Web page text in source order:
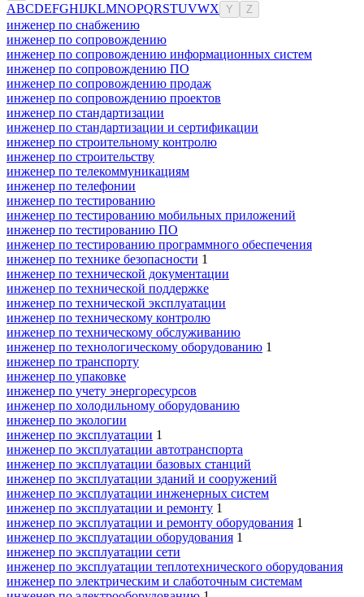
ABCDEFGHIJKLMNOPQRSTUVWX Y Z
инженер по снабжению
инженер по сопровождению
инженер по сопровождению информационных систем
инженер по сопровождению ПО
инженер по сопровождению продаж
инженер по сопровождению проектов
инженер по стандартизации
инженер по стандартизации и сертификации
инженер по строительному контролю
инженер по строительству
инженер по телекоммуникациям
инженер по телефонии
инженер по тестированию
инженер по тестированию мобильных приложений
инженер по тестированию ПО
инженер по тестированию программного обеспечения
инженер по технике безопасности 1
инженер по технической документации
инженер по технической поддержке
инженер по технической эксплуатации
инженер по техническому контролю
инженер по техническому обслуживанию
инженер по технологическому оборудованию 1
инженер по транспорту
инженер по упаковке
инженер по учету энергоресурсов
инженер по холодильному оборудованию
инженер по экологии
инженер по эксплуатации 1
инженер по эксплуатации автотранспорта
инженер по эксплуатации базовых станций
инженер по эксплуатации зданий и сооружений
инженер по эксплуатации инженерных систем
инженер по эксплуатации и ремонту 1
инженер по эксплуатации и ремонту оборудования 1
инженер по эксплуатации оборудования 1
инженер по эксплуатации сети
инженер по эксплуатации теплотехнического оборудования
инженер по электрическим и слаботочным системам